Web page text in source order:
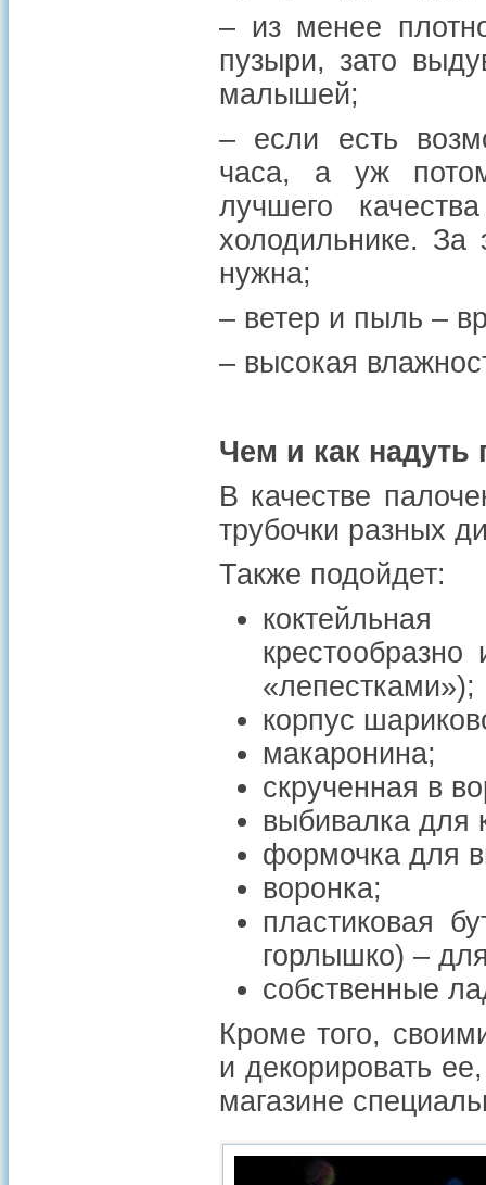
– из менее
пузыри, зато
малышей;
– если есть
часа, а уж
лучшего
холодильнике.
нужна;
– ветер и пыль –
– высокая
Чем и как надуть
В качестве
трубочки разных
Также подойдет:
«лепестками»);
корпус
макаронина;
скрученная в
выбивалка для
формочка для
воронка;
пластиковая
горлышко) –
собственные
Кроме того,
и декорировать
магазине